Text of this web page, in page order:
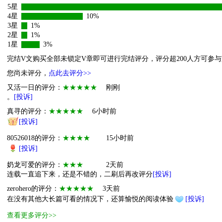
5星
4星
10%
3星
1%
2星
1%
1星
3%
完结V文购买全部未锁定V章即可进行完结评分，评分超200人方可参与
您尚未评分， 点此去评分>>
又活一日的评分： ★★★★★
刚刚
。
[投诉]
真寻的评分： ★★★★★
6小时前
[投诉]
80526018的评分： ★★★★
15小时前
[投诉]
奶龙可爱的评分： ★★★
2天前
连载一直追下来，还是不错的，二刷后再改评分[投诉]
zerohero的评分： ★★★★★
3天前
在没有其他大长篇可看的情况下，还算愉悦的阅读体验
[投诉]
查看更多评分>>